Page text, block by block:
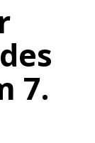
7.